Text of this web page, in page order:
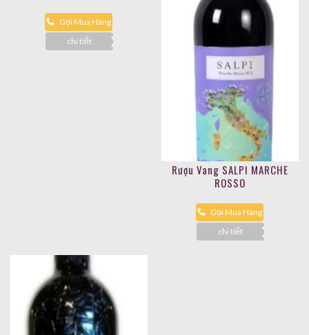
Gọi Mua Hàng
chi tiết
Rượu Vang SALPI MARCHE
ROSSO
Gọi Mua Hàng
chi tiết